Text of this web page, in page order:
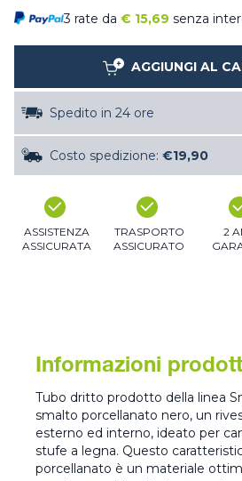
3 rate da € 15,69 senza
AGGIUNGI AL
Spedito in 24 ore
Costo spedizione: €19,90
ASSISTENZA
ASSICURATA
TRASPORTO
ASSICURATO
2
Informazioni
Tubo dritto prodotto della linea
smalto porcellanato nero, un
esterno ed interno, ideato per
stufe a legna. Questo
porcellanato è un materiale